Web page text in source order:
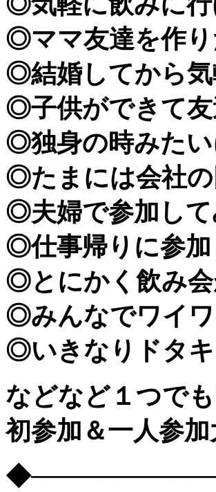
◎ママ友達を作
◎結婚してから気
◎子供ができて
◎独身の時みた
◎たまには会社
◎夫婦で参加し
◎仕事帰りに参
◎とにかく飲み
◎みんなでワイ
◎いきなりドタ
などなど１つで
初参加＆一人参